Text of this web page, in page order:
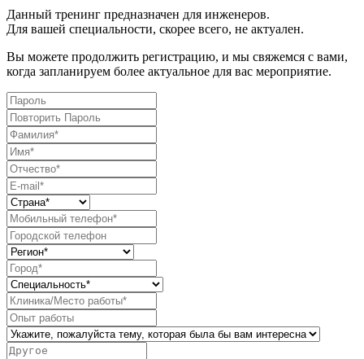
Данный тренинг предназначен для инженеров.
Для вашей специальности, скорее всего, не актуален.
Вы можете продолжить регистрацию, и мы свяжемся с вами,
когда запланируем более актуальное для вас мероприятие.